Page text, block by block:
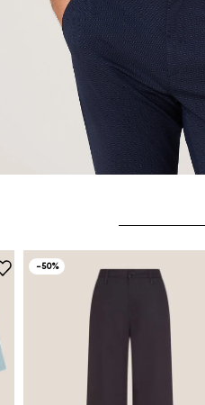
-50%